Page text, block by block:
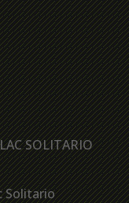
SOLITARIO
Solitario